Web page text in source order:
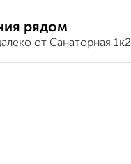
рядом
от Санаторная 1к2